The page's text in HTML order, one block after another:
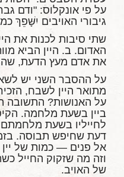
על פי אונקלוס: "ודם
גיבורי האויבים יִשָּׁפֵךְ
שתי סיבות לכנות את
האדום. ב. היין הביא
את אדם מעץ הדעת,
על ההסבר השני יש
מתואר היין לשבח,
על האנושות? התשובה
ביין בשעת מלחמה.
לחייליו בשעת
דעת שחיפש תבוסה.
אל פנים — כמות של
וזה מה שזקוק החייל
של האויב.